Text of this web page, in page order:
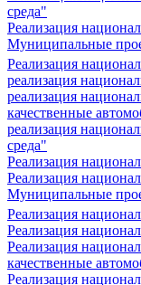
среда"
Реализация
Муниципальные
Реализация
реализация
реализация
качественные
реализация
среда"
Реализация
Реализация
Муниципальные
Реализация
Реализация
Реализация
качественные
Реализация